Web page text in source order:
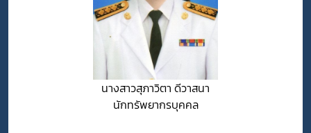
นางสาวสุภาวิตา ดีวาสนา
นักทรัพยากรบุคคล